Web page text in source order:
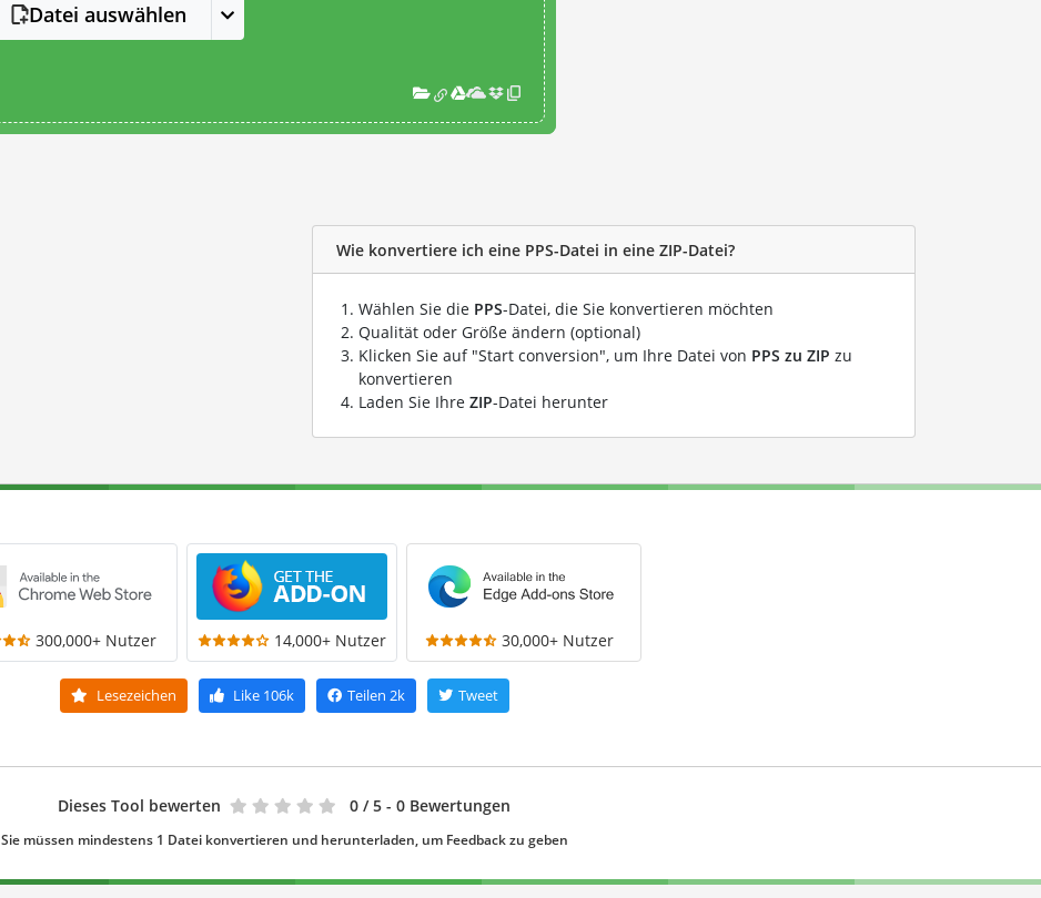
Datei auswählen
Wie konvertiere ich eine PPS-Datei in eine ZIP-Datei?
Wählen Sie die PPS-Datei, die Sie konvertieren möchten
Qualität oder Größe ändern (optional)
Klicken Sie auf "Start conversion", um Ihre Datei von PPS zu ZIP zu
konvertieren
Laden Sie Ihre ZIP-Datei herunter
300,000+ Nutzer 14,000+ Nutzer 30,000+ Nutzer
Lesezeichen Like106k Teilen 2k Tweet
Dieses Tool bewerten 0 / 5 - 0 Bewertungen
Sie müssen mindestens 1 Datei konvertieren und herunterladen, um Feedback zu geben